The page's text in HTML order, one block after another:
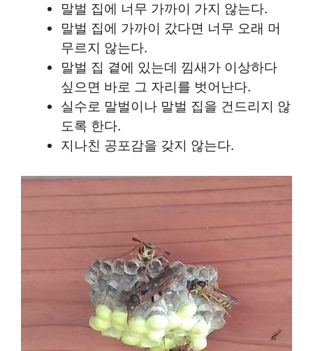
말벌 집에 너무 가까이 가지 않는다.
말벌 집에 가까이 갔다면 너무 오래 머
무르지 않는다.
말벌 집 곁에 있는데 낌새가 이상하다
싶으면 바로 그 자리를 벗어난다.
실수로 말벌이나 말벌 집을 건드리지 않
도록 한다.
지나친 공포감을 갖지 않는다.